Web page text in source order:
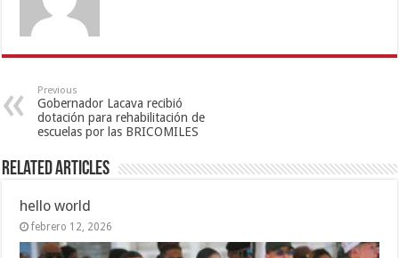
Previous
Gobernador Lacava recibió
dotación para rehabilitación de
escuelas por las BRICOMILES
Related Articles
hello world
febrero 12, 2026